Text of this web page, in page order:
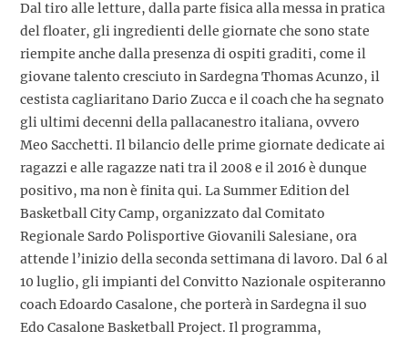
Dal tiro alle letture, dalla parte fisica alla messa in pratica
del floater, gli ingredienti delle giornate che sono state
riempite anche dalla presenza di ospiti graditi, come il
giovane talento cresciuto in Sardegna Thomas Acunzo, il
cestista cagliaritano Dario Zucca e il coach che ha segnato
gli ultimi decenni della pallacanestro italiana, ovvero
Meo Sacchetti. Il bilancio delle prime giornate dedicate ai
ragazzi e alle ragazze nati tra il 2008 e il 2016 è dunque
positivo, ma non è finita qui. La Summer Edition del
Basketball City Camp, organizzato dal Comitato
Regionale Sardo Polisportive Giovanili Salesiane, ora
attende l’inizio della seconda settimana di lavoro. Dal 6 al
10 luglio, gli impianti del Convitto Nazionale ospiteranno
coach Edoardo Casalone, che porterà in Sardegna il suo
Edo Casalone Basketball Project. Il programma,